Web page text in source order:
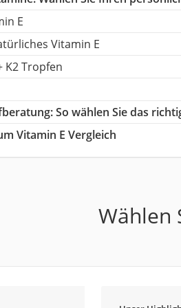
E
Vitamin E
K2 Tropfen
: So wählen Sie das
Vitamin E Vergleich
Wählen